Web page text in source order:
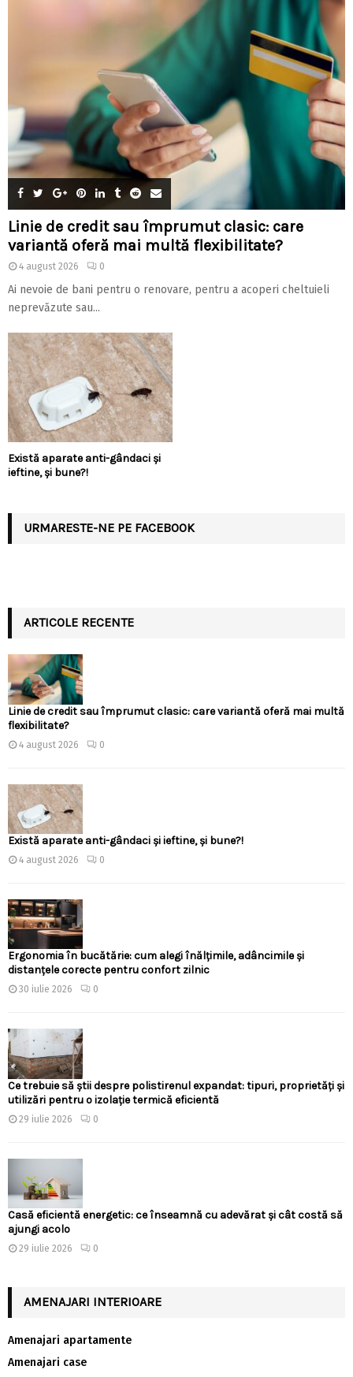
Linie de credit sau împrumut clasic: care
variantă oferă mai multă flexibilitate?
4 august 2026 0
Ai nevoie de bani pentru o renovare, pentru a acoperi cheltuieli
neprevăzute sau...
Există aparate anti-gândaci și
ieftine, și bune?!
URMARESTE-NE PE FACEBOOK
ARTICOLE RECENTE
Linie de credit sau împrumut clasic: care variantă oferă mai multă
flexibilitate?
4 august 2026 0
Există aparate anti-gândaci și ieftine, și bune?!
4 august 2026 0
Ergonomia în bucătărie: cum alegi înălțimile, adâncimile și
distanțele corecte pentru confort zilnic
30 iulie 2026 0
Ce trebuie să știi despre polistirenul expandat: tipuri, proprietăți și
utilizări pentru o izolație termică eficientă
29 iulie 2026 0
Casă eficientă energetic: ce înseamnă cu adevărat și cât costă să
ajungi acolo
29 iulie 2026 0
AMENAJARI INTERIOARE
Amenajari apartamente
Amenajari case